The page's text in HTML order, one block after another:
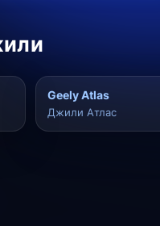
Geely Atlas
Джили Атлас